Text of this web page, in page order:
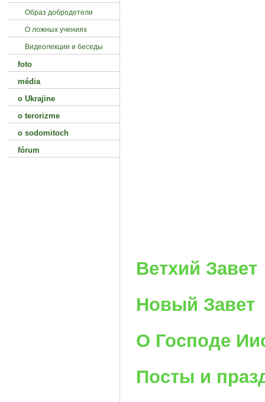
Ветхий Завет
Новый Завет
О Господе
Посты и
Образ добродетели
О ложных учениях
Видеолекции и беседы
foto
média
o Ukrajine
o terorizme
o sodomitoch
fórum